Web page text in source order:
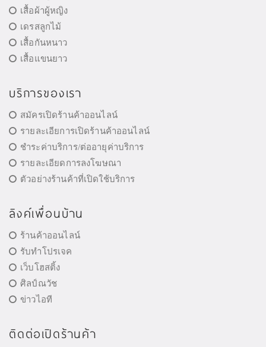
เสื้อผ้าผู้หญิง
เดรสลูกไม้
เสื้อกันหนาว
เสื้อแขนยาว
บริการของเรา
สมัครเปิดร้านค้าออนไลน์
รายละเอียการเปิดร้านค้าออนไลน์
ชำระค่าบริการ/ต่ออายุค่าบริการ
รายละเอียดการลงโฆษณา
ตัวอย่างร้านค้าที่เปิดใช้บริการ
ลิงค์เพื่อนบ้าน
ร้านค้าออนไลน์
รับทำโปรเจค
เว็บโฮสติ้ง
ศิลป์ณวัช
ข่าวไอที
ติดต่อเปิดร้านค้า